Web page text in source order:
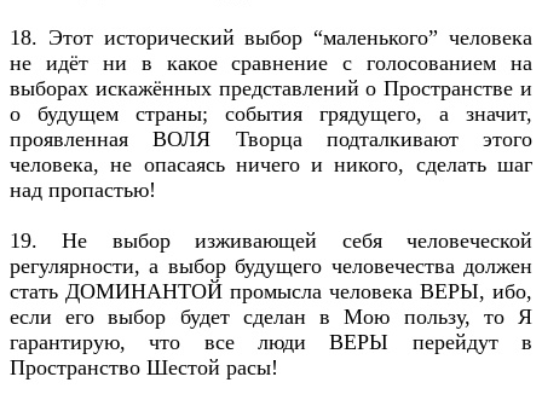
18. Этот исторический выбор “маленького” человека
не идёт ни в какое сравнение с голосованием на
выборах искажённых представлений о Пространстве и
о будущем страны; события грядущего, а значит,
проявленная ВОЛЯ Творца подталкивают этого
человека, не опасаясь ничего и никого, сделать шаг
над пропастью!
19. Не выбор изживающей себя человеческой
регулярности, а выбор будущего человечества должен
стать ДОМИНАНТОЙ промысла человека ВЕРЫ, ибо,
если его выбор будет сделан в Мою пользу, то Я
гарантирую, что все люди ВЕРЫ перейдут в
Пространство Шестой расы!